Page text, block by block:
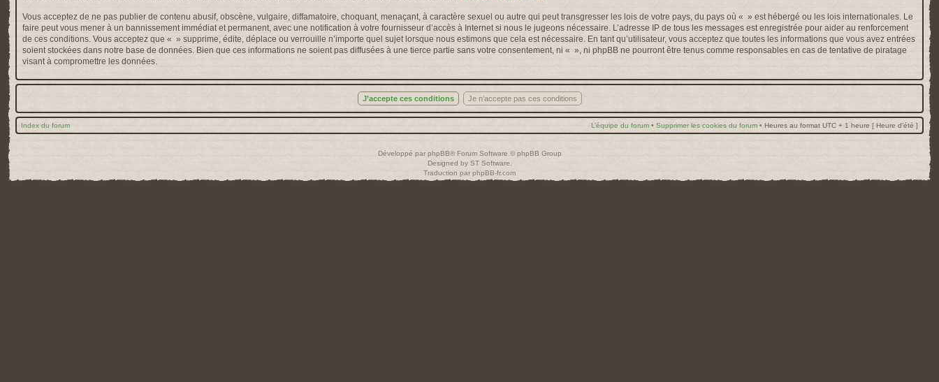
Vous acceptez de ne pas publier de contenu abusif, obscène, vulgaire, diffamatoire, choquant, menaçant, à caractère sexuel ou autre qui peut transgresser les lois de votre pays, du pays où « » est hébergé ou les lois internationales. Le
faire peut vous mener à un bannissement immédiat et permanent, avec une notification à votre fournisseur d’accès à Internet si nous le jugeons nécessaire. L’adresse IP de tous les messages est enregistrée pour aider au renforcement
de ces conditions. Vous acceptez que « » supprime, édite, déplace ou verrouille n’importe quel sujet lorsque nous estimons que cela est nécessaire. En tant qu’utilisateur, vous acceptez que toutes les informations que vous avez entrées
soient stockées dans notre base de données. Bien que ces informations ne soient pas diffusées à une tierce partie sans votre consentement, ni « », ni phpBB ne pourront être tenus comme responsables en cas de tentative de piratage
visant à compromettre les données.
Index du forum L’équipe du forum • Supprimer les cookies du forum • Heures au format UTC + 1 heure [ Heure d’été ]
Développé parphpBB® Forum Software © phpBB Group
Designed by ST Software
Traduction par phpBB-fr.com